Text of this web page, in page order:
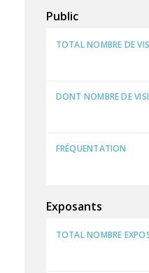
Public
TOTAL NOMBRE DE
DONT NOMBRE DE
FRÉQUENTATION
Exposants
TOTAL NOMBRE